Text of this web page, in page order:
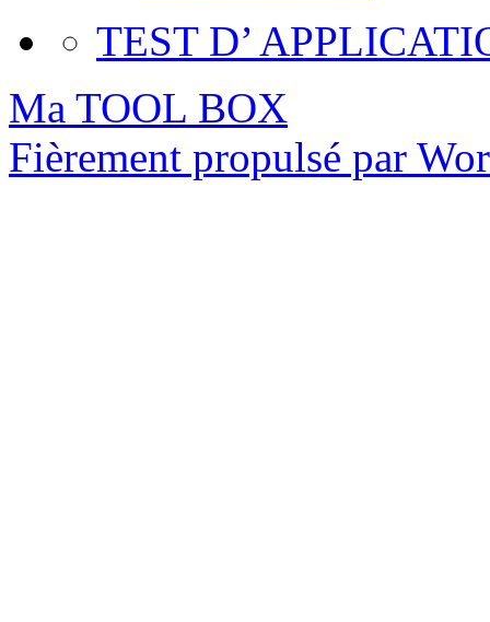
TEST D’
Ma TOOL BOX
Fièrement propulsé par